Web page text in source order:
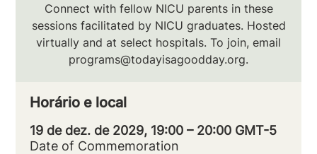
Connect with fellow NICU parents in these
sessions facilitated by NICU graduates. Hosted
virtually and at select hospitals. To join, email
programs@todayisagoodday.org.
Horário e local
19 de dez. de 2029, 19:00 – 20:00 GMT-5
Date of Commemoration